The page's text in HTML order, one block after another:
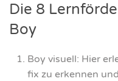
Die 8
Boy
Boy visu­ell: Hier
fix zu erken­nen